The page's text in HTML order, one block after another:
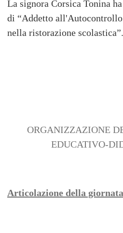
La signora Corsica Tonina
di “Addetto
nella ristorazione scolastica”.
ORGANIZZAZIONE
EDUCATIVO-
Articolazione della